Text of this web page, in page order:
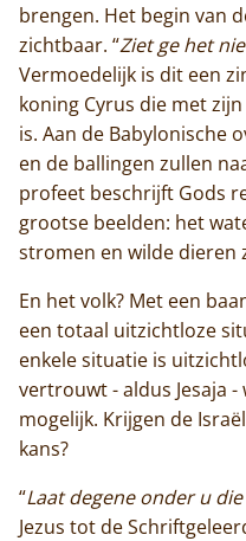
brengen. Het begin van
zichtbaar. “Ziet ge het
Vermoedelijk is dit een
koning Cyrus die met
is. Aan de Babylonische
en de ballingen zullen
profeet beschrijft Gods
grootse beelden: het
stromen en wilde dieren
En het volk? Met een
een totaal uitzichtloze
enkele situatie is
vertrouwt - aldus Jesaja
mogelijk. Krijgen de
kans?
“Laat degene onder u
Jezus tot de